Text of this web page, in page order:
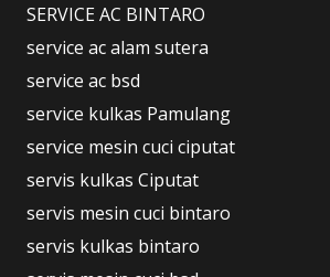
SERVICE AC BINTARO
service ac alam sutera
service ac bsd
service kulkas Pamulang
service mesin cuci ciputat
servis kulkas Ciputat
servis mesin cuci bintaro
servis kulkas bintaro